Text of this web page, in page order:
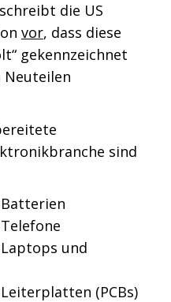
die US
vor, dass diese
gekennzeichnet
Neuteilen
sind
und
(PCBs)